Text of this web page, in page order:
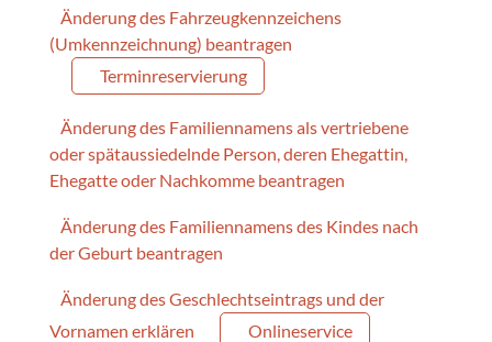
Änderung des Fahrzeugkennzeichens
(Umkennzeichnung) beantragen
Terminreservierung
Änderung des Familiennamens als vertriebene
oder spätaussiedelnde Person, deren Ehegattin,
Ehegatte oder Nachkomme beantragen
Änderung des Familiennamens des Kindes nach
der Geburt beantragen
Änderung des Geschlechtseintrags und der
Vornamen erklären
Onlineservice